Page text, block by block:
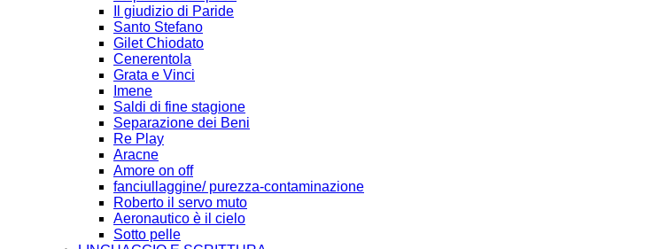
Il giudizio di Paride
Santo Stefano
Gilet Chiodato
Cenerentola
Grata e Vinci
Imene
Saldi di fine stagione
Separazione dei Beni
Re Play
Aracne
Amore on off
fanciullaggine/ purezza-contaminazione
Roberto il servo muto
Aeronautico è il cielo
Sotto pelle